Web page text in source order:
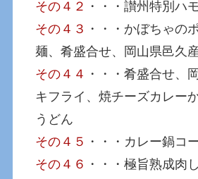
その４２ ・・・讃州特別ハ
その４３ ・・・かぼちゃの
麺、肴盛合せ、岡山県邑久
その４４ ・・・肴盛合せ、
キフライ、焼チーズカレー
うどん
その４５ ・・・カレー鍋コ
その４６ ・・・極旨熟成肉